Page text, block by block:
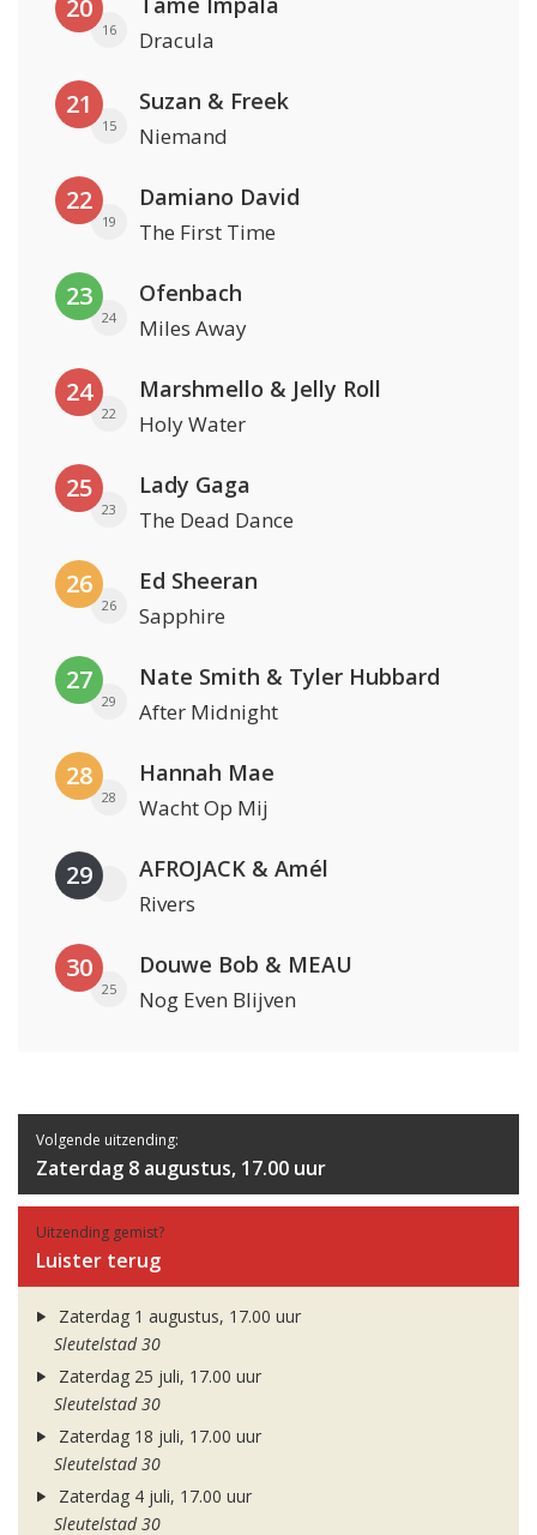
20
16 Dracula
21
15
Suzan & Freek
Niemand
22
19
Damiano David
The First Time
23
24
Ofenbach
Miles Away
24
22
Marshmello & Jelly Roll
Holy Water
25
23
Lady Gaga
The Dead Dance
26
26
Ed Sheeran
Sapphire
27
29
Nate Smith & Tyler Hubbard
After Midnight
28
28
Hannah Mae
Wacht Op Mij
29 AFROJACK & Amél
Rivers
30
25
Douwe Bob & MEAU
Nog Even Blijven
Volgende uitzending:
Zaterdag 8 augustus, 17.00 uur
Uitzending gemist?
Luister terug
Zaterdag 1 augustus, 17.00 uur
Sleutelstad 30
Zaterdag 25 juli, 17.00 uur
Sleutelstad 30
Zaterdag 18 juli, 17.00 uur
Sleutelstad 30
Zaterdag 4 juli, 17.00 uur
Sleutelstad 30